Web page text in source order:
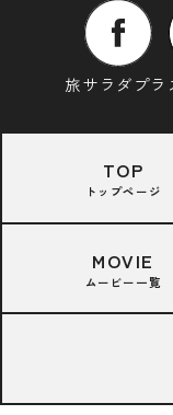
旅サラダプラ
TOP
トップページ
MOVIE
ムービー一覧